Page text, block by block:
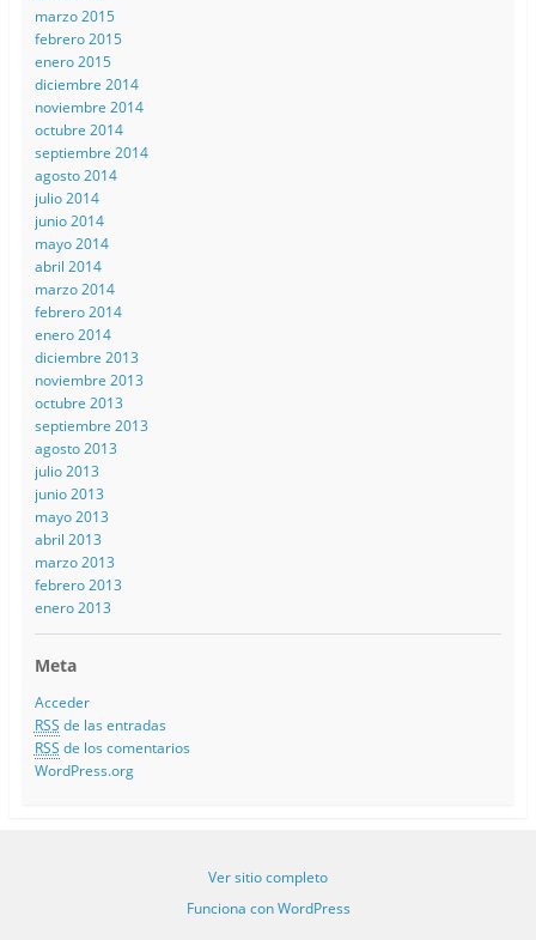
marzo 2015
febrero 2015
enero 2015
diciembre 2014
noviembre 2014
octubre 2014
septiembre 2014
agosto 2014
julio 2014
junio 2014
mayo 2014
abril 2014
marzo 2014
febrero 2014
enero 2014
diciembre 2013
noviembre 2013
octubre 2013
septiembre 2013
agosto 2013
julio 2013
junio 2013
mayo 2013
abril 2013
marzo 2013
febrero 2013
enero 2013
Meta
Acceder
RSS de las entradas
RSS de los comentarios
WordPress.org
Ver sitio completo
Funciona con WordPress